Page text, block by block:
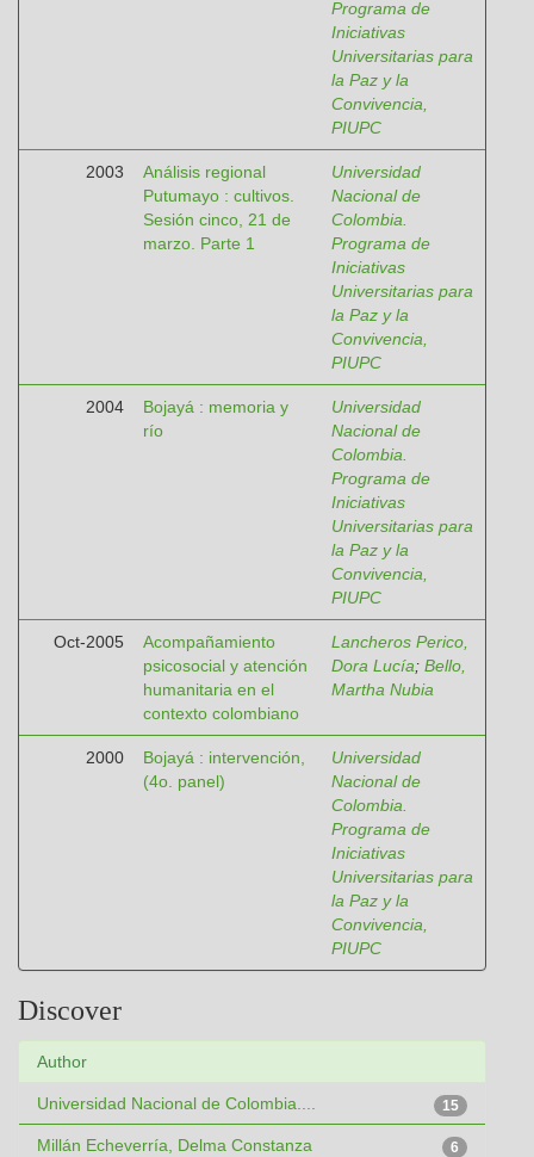
Programa de
Iniciativas
Universitarias para
la Paz y la
Convivencia,
PIUPC
2003
Análisis regional
Putumayo : cultivos.
Sesión cinco, 21 de
marzo. Parte 1
Universidad
Nacional de
Colombia.
Programa de
Iniciativas
Universitarias para
la Paz y la
Convivencia,
PIUPC
2004
Bojayá : memoria y
río
Universidad
Nacional de
Colombia.
Programa de
Iniciativas
Universitarias para
la Paz y la
Convivencia,
PIUPC
Oct-2005
Acompañamiento
psicosocial y atención
humanitaria en el
contexto colombiano
Lancheros Perico,
Dora Lucía; Bello,
Martha Nubia
2000
Bojayá : intervención,
(4o. panel)
Universidad
Nacional de
Colombia.
Programa de
Iniciativas
Universitarias para
la Paz y la
Convivencia,
PIUPC
Discover
Author
15
Universidad Nacional de Colombia....
6
Millán Echeverría, Delma Constanza